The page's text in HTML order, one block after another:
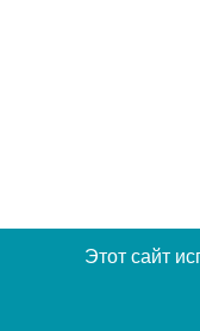
Этот сайт